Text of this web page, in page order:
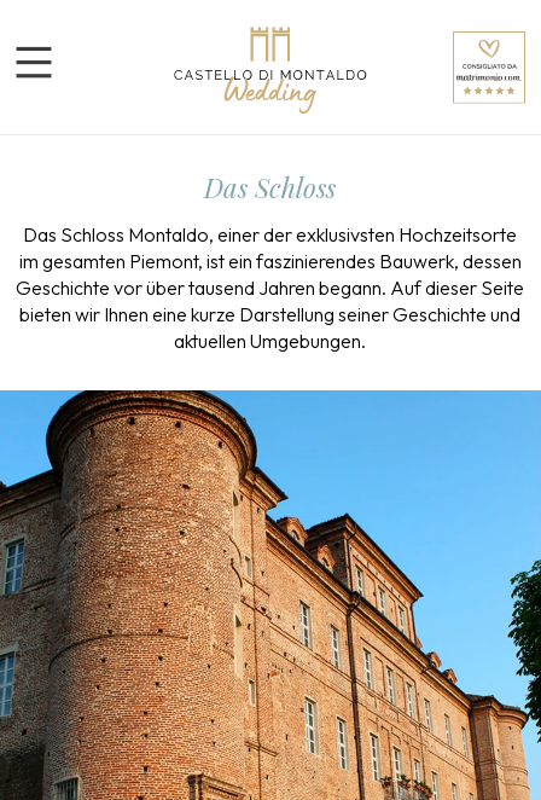
Das Schloss
Das Schloss Montaldo, einer der exklusivsten Hochzeitsorte
im gesamten Piemont, ist ein faszinierendes Bauwerk, dessen
Geschichte vor über tausend Jahren begann. Auf dieser Seite
bieten wir Ihnen eine kurze Darstellung seiner Geschichte und
aktuellen Umgebungen.